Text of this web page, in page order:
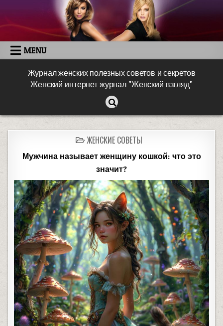
MENU
Журнал женских полезных советов и секретов
Женский интернет журнал "Женский взгляд"
ЖЕНСКИЕ СОВЕТЫ
Мужчина называет женщину кошкой: что это
значит?